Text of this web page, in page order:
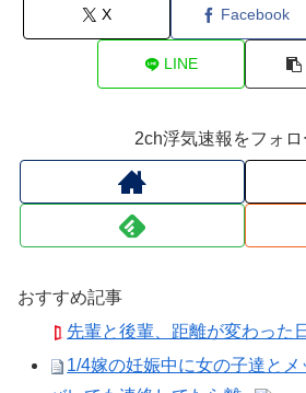
X Facebook
LINE
2ch浮気速報をフォロ
おすすめ記事
先輩と後輩、距離が変わった
1/4嫁の妊娠中に女の子達とメ